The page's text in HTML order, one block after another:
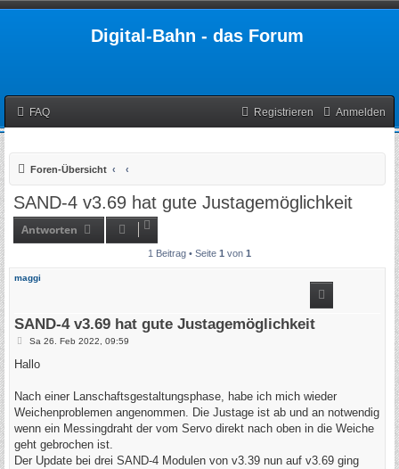
Digital-Bahn - das Forum
FAQ Anmelden
Registrieren
Foren-Übersicht
SAND-4 v3.69 hat gute Justagemöglichkeit
Antworten
1 Beitrag • Seite 1 von 1
maggi
SAND-4 v3.69 hat gute Justagemöglichkeit
B
i
a
Sa 26. Feb 2022, 09:59
Hallo
Nach einer Lanschaftsgestaltungsphase, habe ich mich wieder
Weichenproblemen angenommen. Die Justage ist ab und an notwendig
wenn ein Messingdraht der vom Servo direkt nach oben in die Weiche
geht gebrochen ist.
Der Update bei drei SAND-4 Modulen von v3.39 nun auf v3.69 ging